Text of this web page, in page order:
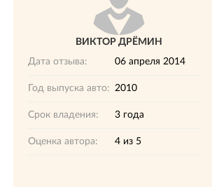
ВИКТОР ДРЁМИН
Дата отзыва: 06 апреля 2014
Год выпуска авто: 2010
Срок владения: 3 года
Оценка автора: 4из 5